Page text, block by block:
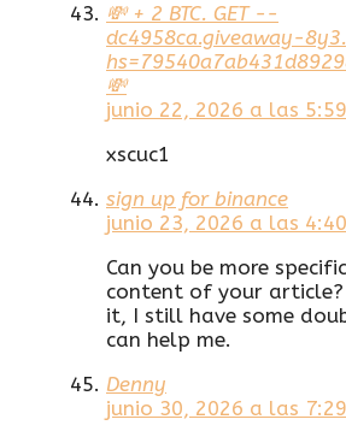
💸 + 2 BTC. GET --
dc4958ca.giveaway-
💸
junio 22, 2026 a las
xscuc1
sign up for binance
junio 23, 2026 a las
Can you be more
content of your
it, I still have some
can help me.
Denny
junio 30, 2026 a las